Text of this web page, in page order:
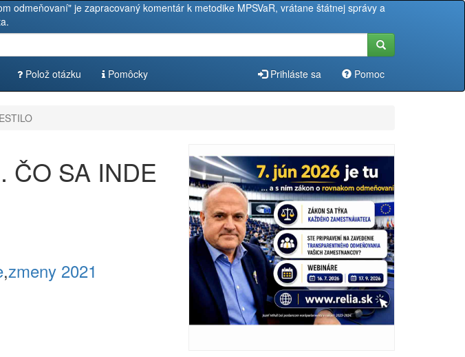
odmeňovaní" je zapracovaný komentár k metodike MPSVaR, vrátane štátnej správy a
Polož otázku Pomôcky Prihláste sa Pomoc
ČO SA INDE
,zmeny 2021